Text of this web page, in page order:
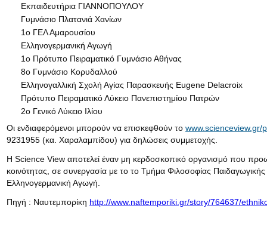
Εκπαιδευτήρια ΓΙΑΝΝΟΠΟΥΛΟΥ
Γυμνάσιο Πλατανιά Χανίων
1o ΓΕΛ Αμαρουσίου
Ελληνογερμανική Αγωγή
1o Πρότυπο Πειραματικό Γυμνάσιο Αθήνας
8ο Γυμνάσιο Κορυδαλλού
Ελληνογαλλική Σχολή Αγίας Παρασκευής Eugene Delacroix
Πρότυπο Πειραματικό Λύκειο Πανεπιστημίου Πατρών
2ο Γενικό Λύκειο Ιλίου
Οι ενδιαφερόμενοι μπορούν να επισκεφθούν το www.scienceview.gr/
9231955 (κα. Χαραλαμπίδου) για δηλώσεις συμμετοχής.
Η Science View αποτελεί έναν μη κερδοσκοπικό οργανισμό που
κοινότητας, σε συνεργασία με το το Τμήμα Φιλοσοφίας
Ελληνογερμανική Αγωγή.
Πηγή : Ναυτεμπορίκη http://www.naftemporiki.gr/story/764637/